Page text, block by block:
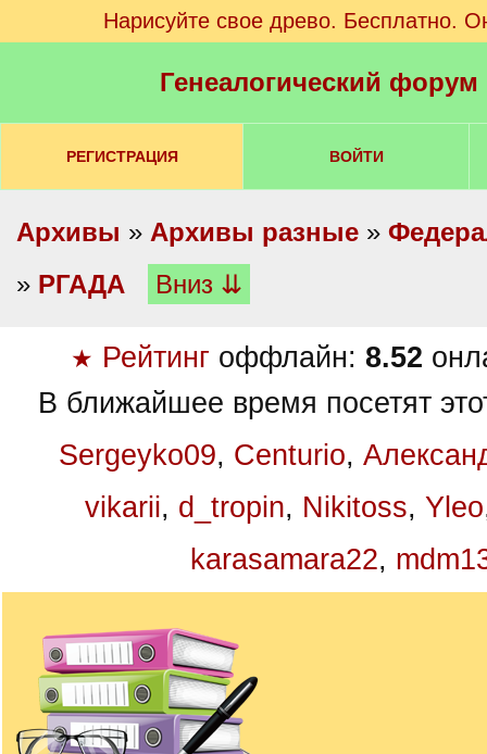
Нарисуйте свое древо. Бесплатно.
Генеалогический
РЕГИСТРАЦИЯ ВОЙТИ
Архивы » Архивы разные »
» РГАДА Вниз ⇊
★ Рейтинг оффлайн: 8.52
В ближайшее время посетят
Sergeyko09, Centurio,
vikarii, d_tropin, Nikitoss, Yleo
karasamara22,